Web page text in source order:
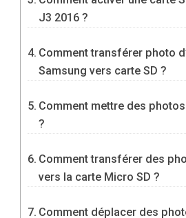
J3 2016 ?
Comment transférer photo
Samsung vers carte SD ?
Comment mettre des
?
Comment transférer des
vers la carte Micro SD ?
Comment déplacer des